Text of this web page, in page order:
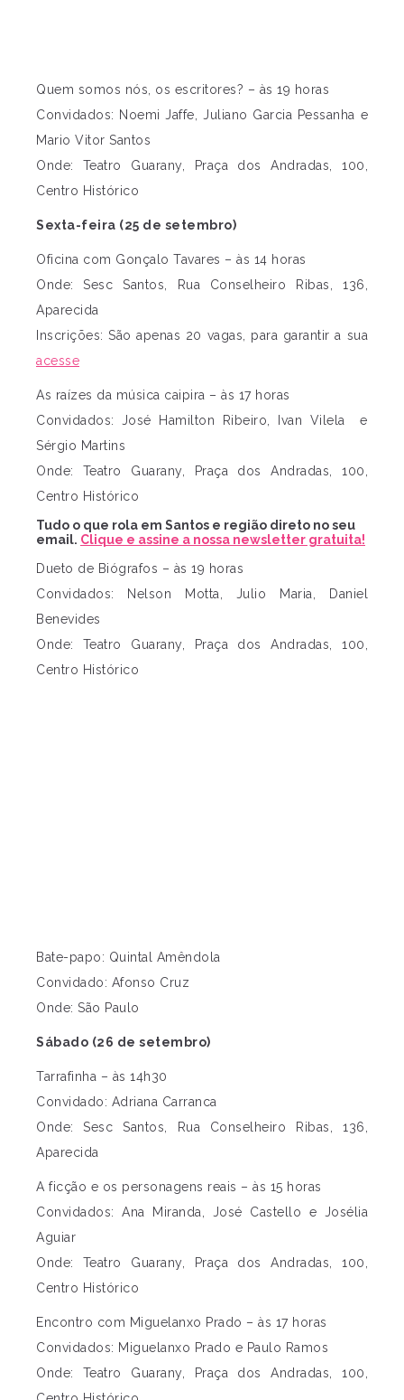
Quem somos nós, os escritores? – às 19 horas
Convidados: Noemi Jaffe, Juliano Garcia Pessanha e
Mario Vitor Santos
Onde: Teatro Guarany, Praça dos Andradas, 100,
Centro Histórico
Sexta-feira (25 de setembro)
Oficina com Gonçalo Tavares – às 14 horas
Onde: Sesc Santos, Rua Conselheiro Ribas, 136,
Aparecida
Inscrições: São apenas 20 vagas, para garantir a sua
acesse
As raízes da música caipira – às 17 horas
Convidados: José Hamilton Ribeiro, Ivan Vilela e
Sérgio Martins
Onde: Teatro Guarany, Praça dos Andradas, 100,
Centro Histórico
Tudo o que rola em Santos e região direto no seu
email. Clique e assine a nossa newsletter gratuita!
Dueto de Biógrafos – às 19 horas
Convidados: Nelson Motta, Julio Maria, Daniel
Benevides
Onde: Teatro Guarany, Praça dos Andradas, 100,
Centro Histórico
Bate-papo: Quintal Amêndola
Convidado: Afonso Cruz
Onde: São Paulo
Sábado (26 de setembro)
Tarrafinha – às 14h30
Convidado: Adriana Carranca
Onde: Sesc Santos, Rua Conselheiro Ribas, 136,
Aparecida
A ficção e os personagens reais – às 15 horas
Convidados: Ana Miranda, José Castello e Josélia
Aguiar
Onde: Teatro Guarany, Praça dos Andradas, 100,
Centro Histórico
Encontro com Miguelanxo Prado – às 17 horas
Convidados: Miguelanxo Prado e Paulo Ramos
Onde: Teatro Guarany, Praça dos Andradas, 100,